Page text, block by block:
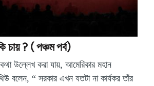
চায় ? ( পঞ্চম পর্ব)
কথা উল্লেখ করা যায়, আমেরিকার মহান
বলেন, “ সরকার এখন যতটা না কার্যকর তাঁর